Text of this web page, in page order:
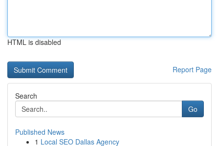
HTML is disabled
Report Page
Search
Go
Published News
1 Local SEO Dallas Agency